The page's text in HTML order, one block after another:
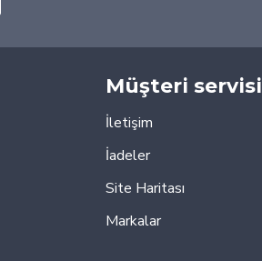
Müşteri servisi
İletişim
İadeler
Site Haritası
Markalar